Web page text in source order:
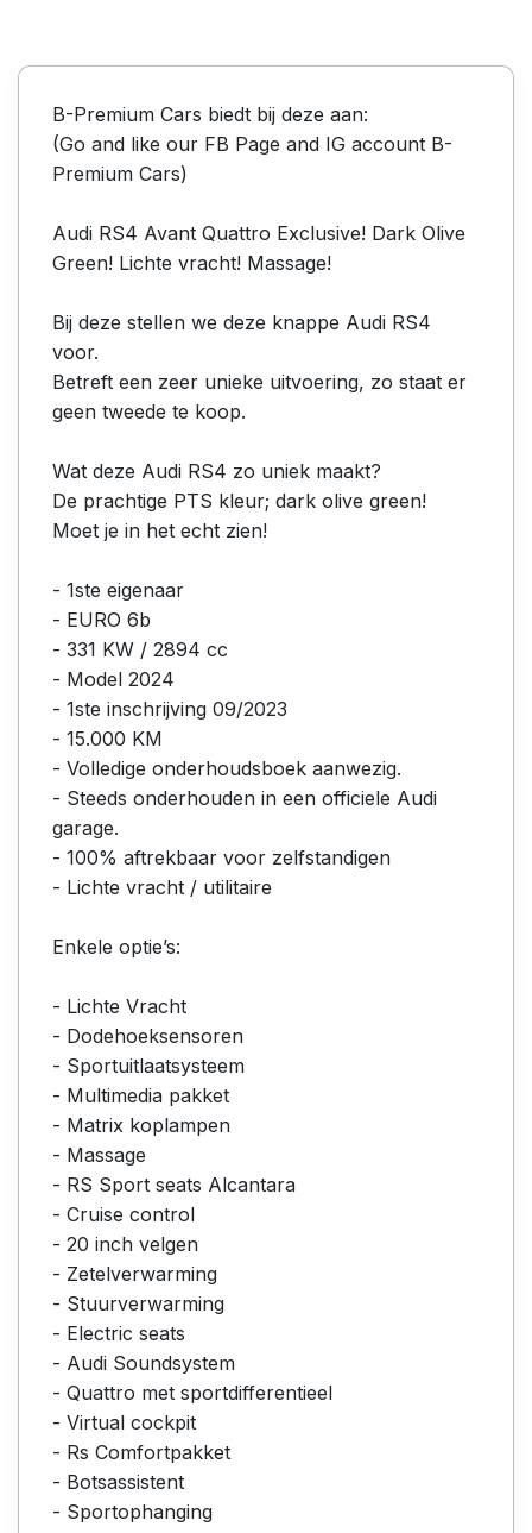
B-Premium Cars biedt bij deze aan:
(Go and like our FB Page and IG account B-
Premium Cars)
Audi RS4 Avant Quattro Exclusive! Dark Olive
Green! Lichte vracht! Massage!
Bij deze stellen we deze knappe Audi RS4
voor.
Betreft een zeer unieke uitvoering, zo staat er
geen tweede te koop.
Wat deze Audi RS4 zo uniek maakt?
De prachtige PTS kleur; dark olive green!
Moet je in het echt zien!
- 1ste eigenaar
- EURO 6b
- 331 KW / 2894 cc
- Model 2024
- 1ste inschrijving 09/2023
- 15.000 KM
- Volledige onderhoudsboek aanwezig.
- Steeds onderhouden in een officiele Audi
garage.
- 100% aftrekbaar voor zelfstandigen
- Lichte vracht / utilitaire
Enkele optie’s:
- Lichte Vracht
- Dodehoeksensoren
- Sportuitlaatsysteem
- Multimedia pakket
- Matrix koplampen
- Massage
- RS Sport seats Alcantara
- Cruise control
- 20 inch velgen
- Zetelverwarming
- Stuurverwarming
- Electric seats
- Audi Soundsystem
- Quattro met sportdifferentieel
- Virtual cockpit
- Rs Comfortpakket
- Botsassistent
- Sportophanging